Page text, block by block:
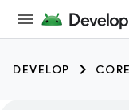
DEVELOP